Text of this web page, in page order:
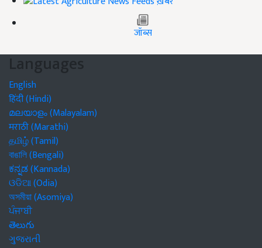
जॉब्स
Languages
English
हिंदी (Hindi)
മലയാളം (Malayalam)
मराठी (Marathi)
தமிழ் (Tamil)
বাঙালি (Bengali)
ಕನ್ನಡ (Kannada)
ଓଡିଆ (Odia)
অসমীয়া (Asomiya)
ਪੰਜਾਬੀ
తెలుగు
ગુજરાતી